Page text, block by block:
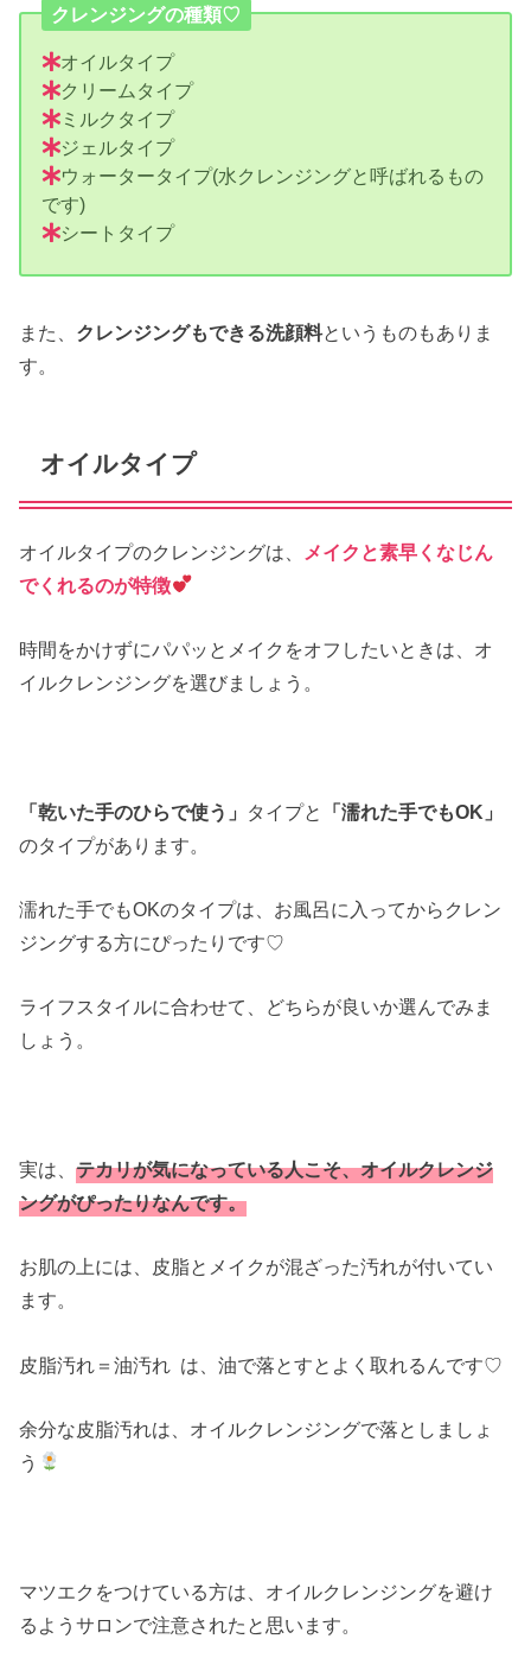
クレンジングの種類♡
オイルタイプ
クリームタイプ
ミルクタイプ
ジェルタイプ
ウォータータイプ(水クレンジングと呼ばれるもの
です)
シートタイプ
また、 クレンジングもできる洗顔料というものもありま
す。
オイルタイプ
オイルタイプのクレンジングは、
メイクと素早くなじん
でくれるのが特徴
時間をかけずにパパッとメイクをオフしたいときは、オ
イルクレンジングを選びましょう。
「乾いた手のひらで使う」 タイプと
「濡れた手でもOK」
のタイプがあります。
濡れた手でもOKのタイプは、お風呂に入ってからクレン
ジングする方にぴったりです♡
ライフスタイルに合わせて、どちらが良いか選んでみま
しょう。
実は、テカリが気になっている人こそ、オイルクレンジ
ングがぴったりなんです。
お肌の上には、皮脂とメイクが混ざった汚れが付いてい
ます。
皮脂汚れ＝油汚れ は、油で落とすとよく取れるんです♡
余分な皮脂汚れは、オイルクレンジングで落としましょ
う
マツエクをつけている方は、オイルクレンジングを避け
るようサロンで注意されたと思います。